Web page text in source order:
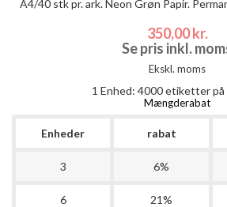
A4/40 stk pr. ark. Neon Grøn Papir.
350,00 kr.
Se pris inkl.
Ekskl. moms
1 Enhed: 4000etiketter på
Mængderabat
Enheder rabat
3 6%
6 21%